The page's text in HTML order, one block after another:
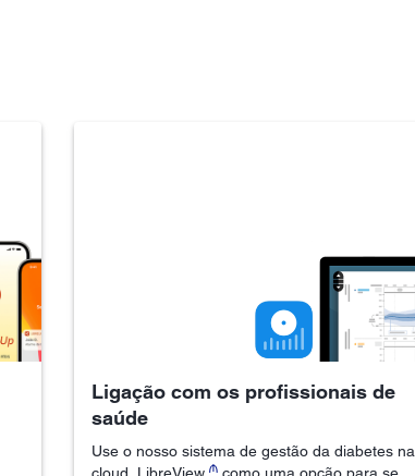
Ligação com os profissionais de
saúde
Use o nosso sistema de gestão da diabetes na
₼